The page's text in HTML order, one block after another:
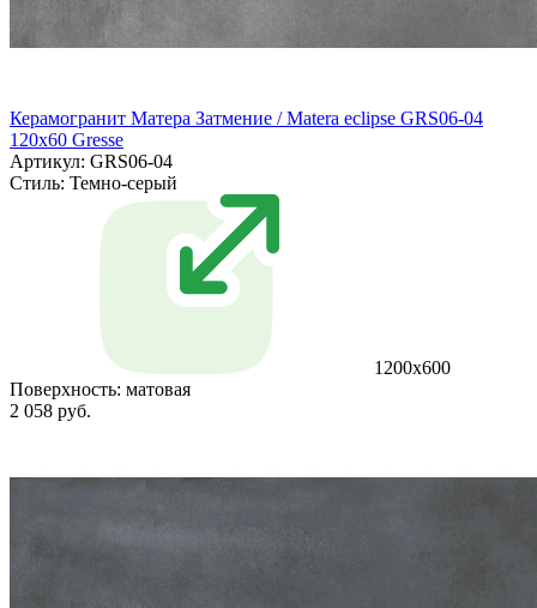
Керамогранит Матера Затмение / Matera eclipse GRS06-04
120х60 Gresse
Артикул: GRS06-04
Стиль: Темно-серый
1200х600
Поверхность: матовая
2 058 руб.